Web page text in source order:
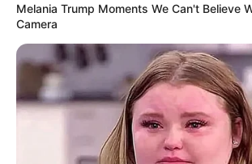
18:15 / 05 Avqust 2026
Kolleclərdə ən yüksək təhsil
ixtisaslar- SİYAHI
Melania Trump Moments We Can't Believe
Camera